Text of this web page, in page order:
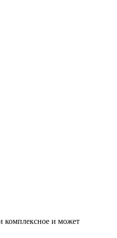
комплексное и может